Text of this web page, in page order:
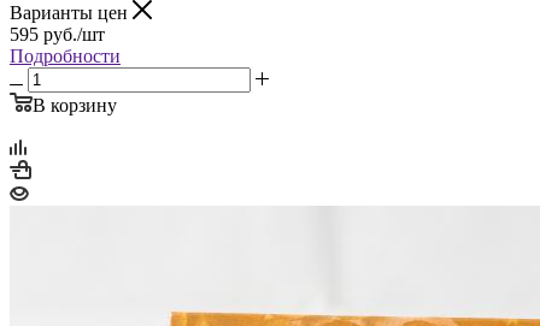
Варианты цен
595 руб./шт
Подробности
В корзину